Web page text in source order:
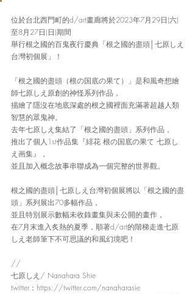
位於台北西門町的d/art畫廊將於2023年7月29日(六)
至8月27日(日)期間
舉行根之國的百鬼夜行慶典「根之國的盡頭│七原しえ
台灣初個展」！
「根之國的盡頭（根の国底の果て）」是和風奇想繪
師七原しえ原創的神怪系列作品，
描繪了隱沒在地底深處的根之國裡面充滿著超越人類
智慧的眾鬼神。
去年七原しえ集結了「根之國的盡頭」系列作品，
推出了個人1st作品集『緋花 根の国底の果て 七原し
え画集』，
並且加入概念故事串聯成為一個完整的世界觀。
根之國的盡頭│七原しえ台灣初個展將以「根之國的盡
頭」系列展出70多幅作品，
並且特別展示數幅未收錄畫集與未公開的畫作，
在7月末進入炙熱的夏季，順著d/art的階梯走進七原
しえ老師筆下不可思議的和風幻境吧！
//
七原しえ/ Nanahara Shie
twitter： https://twitter.com/nanaharasie